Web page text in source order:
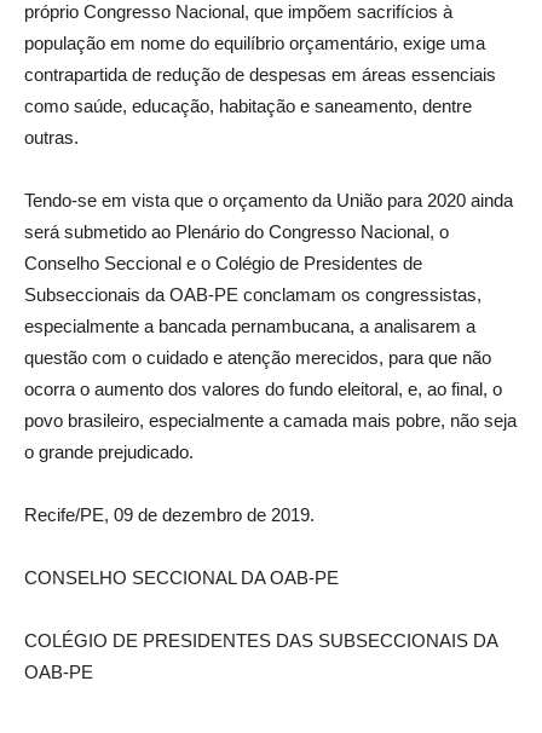
próprio Congresso Nacional, que impõem sacrifícios à
população em nome do equilíbrio orçamentário, exige uma
contrapartida de redução de despesas em áreas essenciais
como saúde, educação, habitação e saneamento, dentre
outras.
Tendo-se em vista que o orçamento da União para 2020 ainda
será submetido ao Plenário do Congresso Nacional, o
Conselho Seccional e o Colégio de Presidentes de
Subseccionais da OAB-PE conclamam os congressistas,
especialmente a bancada pernambucana, a analisarem a
questão com o cuidado e atenção merecidos, para que não
ocorra o aumento dos valores do fundo eleitoral, e, ao final, o
povo brasileiro, especialmente a camada mais pobre, não seja
o grande prejudicado.
Recife/PE, 09 de dezembro de 2019.
CONSELHO SECCIONAL DA OAB-PE
COLÉGIO DE PRESIDENTES DAS SUBSECCIONAIS DA
OAB-PE